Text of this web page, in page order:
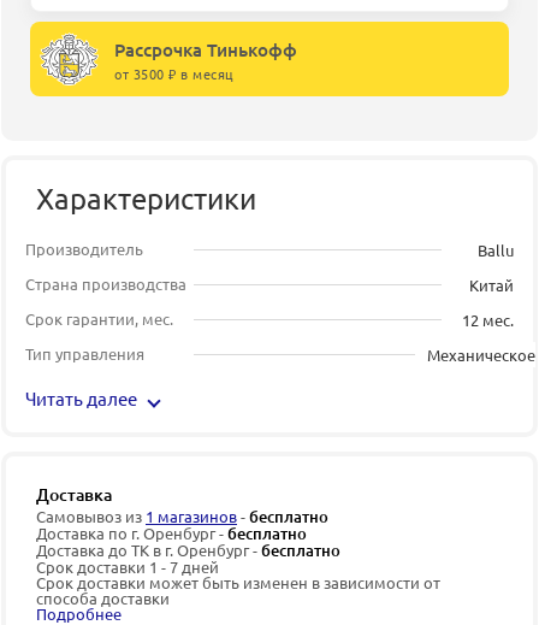
Рассрочка Тинькофф
от 3500 ₽ в месяц
Характеристики
Производитель
Ballu
Страна производства
Китай
Срок гарантии, мес.
12 мес.
Тип управления
Механическое
Читать далее
Доставка
Самовывоз из 1 магазинов-бесплатно
Доставка по г. Оренбург -бесплатно
Доставка до ТК в г. Оренбург -бесплатно
Срок доставки 1 - 7 дней
Срок доставки может быть изменен в зависимости от
способа доставки
Подробнее